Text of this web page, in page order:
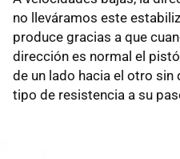
no lleváramos este
produce gracias a que
dirección es normal el
de un lado hacia el otro sin
tipo de resistencia a su